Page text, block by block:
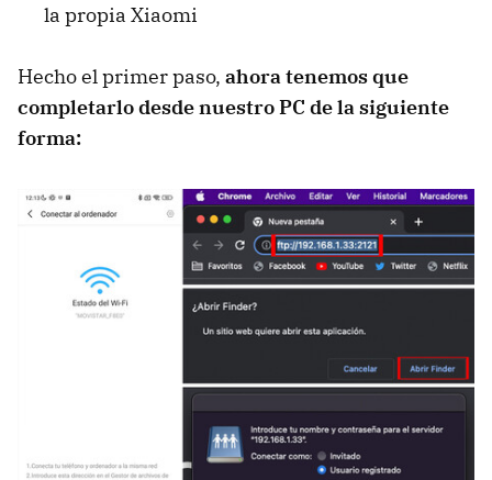
la propia Xiaomi
Hecho el primer paso, ahora tenemos que
completarlo desde nuestro PC de la siguiente
forma: